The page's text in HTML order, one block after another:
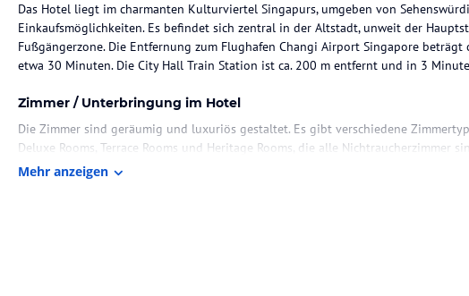
Das Hotel liegt im charmanten Kulturviertel Singapurs, umgeben von
Einkaufsmöglichkeiten. Es befindet sich zentral in der Altstadt, unweit der
Fußgängerzone. Die Entfernung zum Flughafen Changi Airport Singapore beträgt
etwa 30 Minuten. Die City Hall Train Station ist ca. 200 m entfernt und in 3
Zimmer / Unterbringung im Hotel
Die Zimmer sind geräumig und luxuriös gestaltet. Es gibt verschiedene
Deluxe Rooms, Terrace Rooms und Heritage Rooms, die alle Nichtraucherzimmer
moderne Annehmlichkeiten wie Klimaanlage, Flachbild-TV, WLAN, Nespresso-
Mehr anzeigen